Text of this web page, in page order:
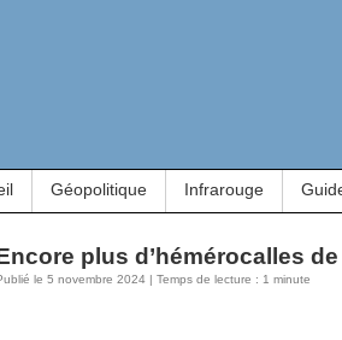
Géopolitique Infrarouge
plus d’hémérocalles de
le 5 novembre 2024 | Temps de lecture : 1 minute